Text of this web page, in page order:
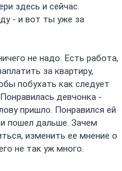
здесь и сейчас.
- и вот ты уже за
не надо. Есть работа,
за квартиру,
побухать как следует
девчонка -
пришло. Понравился ей
пошел дальше. Зачем
изменить ее мнение о
не так уж много.